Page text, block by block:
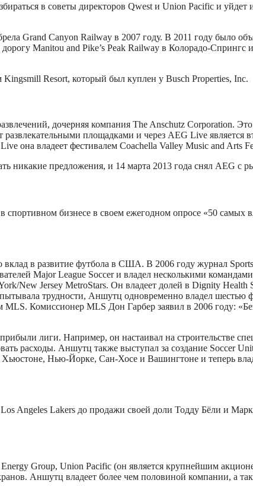
в советы директоров Qwest и Union Pacific и уйдет
Grand Canyon Railway в 2007 году. В 2011 году было
Manitou and Pike’s Peak Railway в Колорадо-Спрингс
Kingsmill Resort, который был куплен у Busch Properties, Inc.
дочерняя компания The Anschutz Corporation.
площадками и через AEG Live является
она владеет фестивалем Coachella Valley Music and Arts
никакие предложения, и 14 марта 2013 года снял AEG с
бизнесе в своем ежегодном опросе «50 самых
в развитие футбола в США. В 2006 году журнал
Major League Soccer и владел несколькими
New Jersey MetroStars. Он владеет долей в Dignity Health
трудности, Аншутц одновременно владел шестью
Комиссионер MLS Дон Гарбер заявил в 2006 году:
лиги. Например, он настаивал на строительстве
расходы. Аншутц также выступал за создание Soccer
Нью-Йорке, Сан-Хосе и Вашингтоне и теперь
Angeles Lakers до продажи своей доли Тодду Бёли и
Group, Union Pacific (он является крупнейшим
Аншутц владеет более чем половиной компании, а